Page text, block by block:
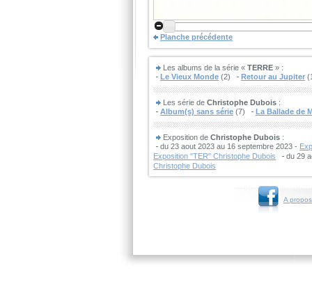
Planche précédente
Les albums de la série « TERRE » :
Le Vieux Monde (2) Retour au Jupiter
Les série de Christophe Dubois :
Album(s) sans série (7) La Ballade de
Exposition de Christophe Dubois :
du 23 aout 2023 au 16 septembre 2023 -
Exposition "TER" Christophe Dubois
du 29
Christophe Dubois
A